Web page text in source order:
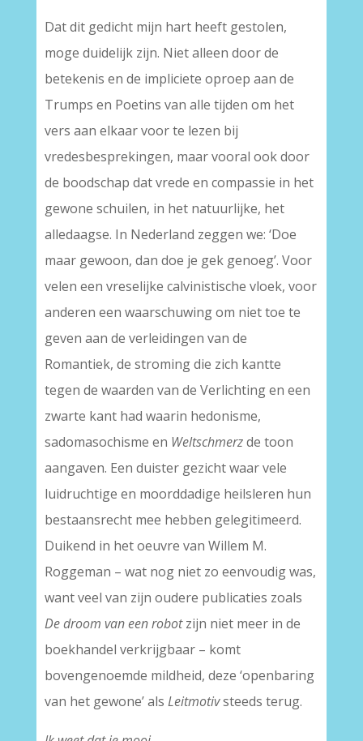
Dat dit gedicht mijn hart heeft gestolen,
moge duidelijk zijn. Niet alleen door de
betekenis en de impliciete oproep aan de
Trumps en Poetins van alle tijden om het
vers aan elkaar voor te lezen bij
vredesbesprekingen, maar vooral ook door
de boodschap dat vrede en compassie in het
gewone schuilen, in het natuurlijke, het
alledaagse. In Nederland zeggen we: ‘Doe
maar gewoon, dan doe je gek genoeg’. Voor
velen een vreselijke calvinistische vloek, voor
anderen een waarschuwing om niet toe te
geven aan de verleidingen van de
Romantiek, de stroming die zich kantte
tegen de waarden van de Verlichting en een
zwarte kant had waarin hedonisme,
sadomasochisme en Weltschmerzde toon
aangaven. Een duister gezicht waar vele
luidruchtige en moorddadige heilsleren hun
bestaansrecht mee hebben gelegitimeerd.
Duikend in het oeuvre van Willem M.
Roggeman – wat nog niet zo eenvoudig was,
want veel van zijn oudere publicaties zoals
De droom van een robotzijn niet meer in de
boekhandel verkrijgbaar – komt
bovengenoemde mildheid, deze ‘openbaring
van het gewone’ als Leitmotivsteeds terug.